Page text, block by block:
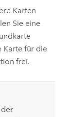
Karten
Sie eine
Karte für die
frei.